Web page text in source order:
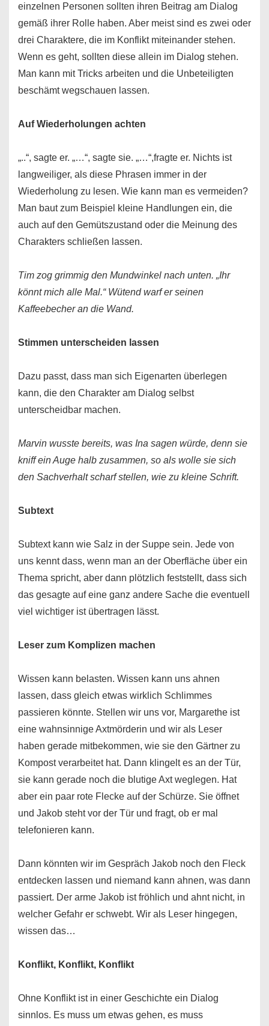
einzelnen Personen sollten ihren Beitrag am Dialog
gemäß ihrer Rolle haben. Aber meist sind es zwei oder
drei Charaktere, die im Konflikt miteinander stehen.
Wenn es geht, sollten diese allein im Dialog stehen.
Man kann mit Tricks arbeiten und die Unbeteiligten
beschämt wegschauen lassen.
Auf Wiederholungen achten
„..“, sagte er. „…“, sagte sie. „…“,fragte er. Nichts ist
langweiliger, als diese Phrasen immer in der
Wiederholung zu lesen. Wie kann man es vermeiden?
Man baut zum Beispiel kleine Handlungen ein, die
auch auf den Gemütszustand oder die Meinung des
Charakters schließen lassen.
Tim zog grimmig den Mundwinkel nach unten. „Ihr
könnt mich alle Mal.“ Wütend warf er seinen
Kaffeebecher an die Wand.
Stimmen unterscheiden lassen
Dazu passt, dass man sich Eigenarten überlegen
kann, die den Charakter am Dialog selbst
unterscheidbar machen.
Marvin wusste bereits, was Ina sagen würde, denn sie
kniff ein Auge halb zusammen, so als wolle sie sich
den Sachverhalt scharf stellen, wie zu kleine Schrift.
Subtext
Subtext kann wie Salz in der Suppe sein. Jede von
uns kennt dass, wenn man an der Oberfläche über ein
Thema spricht, aber dann plötzlich feststellt, dass sich
das gesagte auf eine ganz andere Sache die eventuell
viel wichtiger ist übertragen lässt.
Leser zum Komplizen machen
Wissen kann belasten. Wissen kann uns ahnen
lassen, dass gleich etwas wirklich Schlimmes
passieren könnte. Stellen wir uns vor, Margarethe ist
eine wahnsinnige Axtmörderin und wir als Leser
haben gerade mitbekommen, wie sie den Gärtner zu
Kompost verarbeitet hat. Dann klingelt es an der Tür,
sie kann gerade noch die blutige Axt weglegen. Hat
aber ein paar rote Flecke auf der Schürze. Sie öffnet
und Jakob steht vor der Tür und fragt, ob er mal
telefonieren kann.
Dann könnten wir im Gespräch Jakob noch den Fleck
entdecken lassen und niemand kann ahnen, was dann
passiert. Der arme Jakob ist fröhlich und ahnt nicht, in
welcher Gefahr er schwebt. Wir als Leser hingegen,
wissen das…
Konflikt, Konflikt, Konflikt
Ohne Konflikt ist in einer Geschichte ein Dialog
sinnlos. Es muss um etwas gehen, es muss